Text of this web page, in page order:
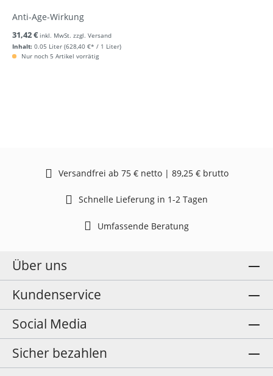
Anti-Age-Wirkung
Inhalt: 0.05 Liter (628,40 €* / 1 Liter)
31,42 € inkl. MwSt. zzgl. Versand
Nur noch 5 Artikel vorrätig
Versandfrei ab 75 € netto | 89,25 € brutto
Schnelle Lieferung in 1-2 Tagen
Umfassende Beratung
Über uns
Kundenservice
Social Media
Sicher bezahlen